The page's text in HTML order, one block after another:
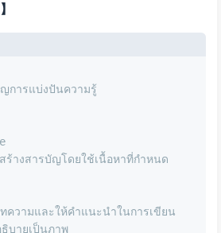
การแบ่งปันความรู้
งสารบัญโดยใช้เนื้อหาที่กำหนด
ความและให้คำแนะนำในการเขียน
บายเป็นภาพ